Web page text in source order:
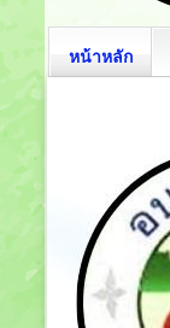
หน้าหลัก